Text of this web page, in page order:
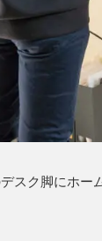
スク脚にホ